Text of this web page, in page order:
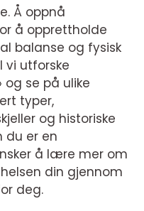
Å oppnå
å opprettholde
balanse og fysisk
vi utforske
og se på ulike
typer,
og historiske
du er en
å lære mer om
din gjennom
deg.